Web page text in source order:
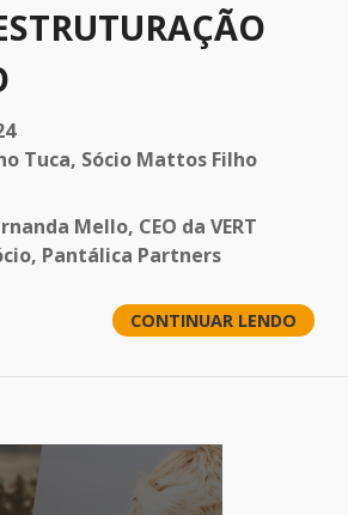
Tuca, Sócio Mattos Filho
Mello, CEO da VERT
Pantálica Partners
CONTINUAR LENDO